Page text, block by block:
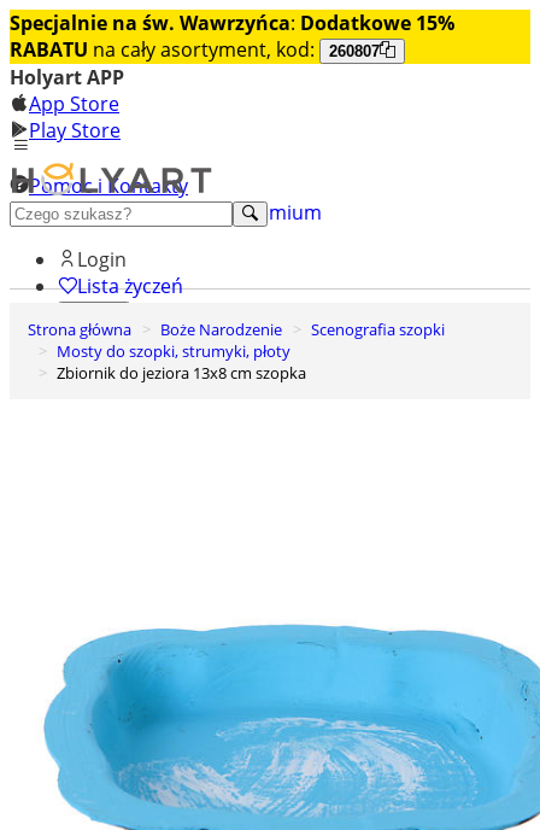
Specjalnie na św. Wawrzyńca: Dodatkowe 15%
RABATU na cały asortyment, kod: 260807
Holyart APP
App Store
Play Store
Pomoc i Kontakty
+48 222 922 860
Odkryj premium
Login
Lista życzeń
0
Koszyk
Strona główna Boże Narodzenie
Scenografia szopki
Mosty do szopki, strumyki, płoty
Zbiornik do jeziora 13x8 cm szopka